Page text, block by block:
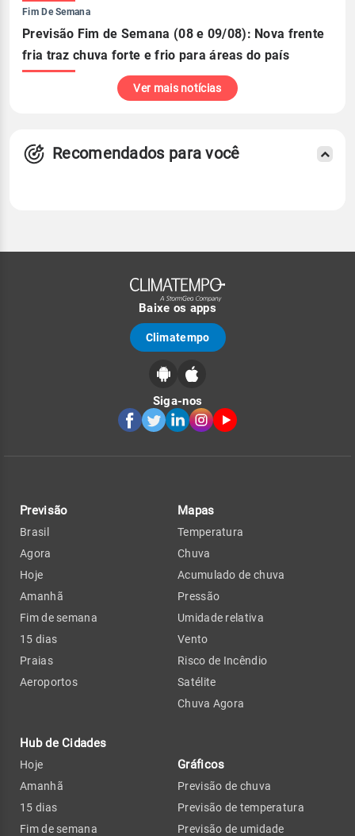
Fim De Semana
Previsão Fim de Semana (08 e 09/08): Nova frente
fria traz chuva forte e frio para áreas do país
Ver mais notícias
Recomendados para você
Baixe os apps
Climatempo
Siga-nos
Previsão
Brasil
Agora
Hoje
Amanhã
Fim de semana
15 dias
Praias
Aeroportos
Hub de Cidades
Hoje
Amanhã
15 dias
Fim de semana
Mapas
Temperatura
Chuva
Acumulado de chuva
Pressão
Umidade relativa
Vento
Risco de Incêndio
Satélite
Chuva Agora
Gráficos
Previsão de chuva
Previsão de temperatura
Previsão de umidade